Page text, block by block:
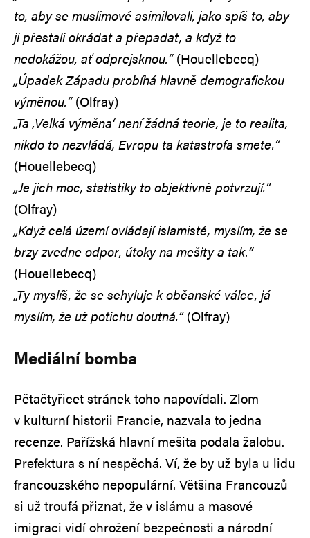
to, aby se muslimové asimilovali, jako spíš to, aby
ji přestali okrádat a přepadat, a když to
nedokážou, ať odprejsknou.“(Houellebecq)
„Úpadek Západu probíhá hlavně demografickou
výměnou.“(Olfray)
„Ta ‚Velká výměna‘ není žádná teorie, je to realita,
nikdo to nezvládá, Evropu ta katastrofa smete.“
(Houellebecq)
„Je jich moc, statistiky to objektivně potvrzují.“
(Olfray)
„Když celá území ovládají islamisté, myslím, že se
brzy zvedne odpor, útoky na mešity a tak.“
(Houellebecq)
„Ty myslíš, že se schyluje k občanské válce, já
myslím, že už potichu doutná.“(Olfray)
Mediální bomba
Pětačtyřicet stránek toho napovídali. Zlom
v kulturní historii Francie, nazvala to jedna
recenze. Pařížská hlavní mešita podala žalobu.
Prefektura s ní nespěchá. Ví, že by už byla u lidu
francouzského nepopulární. Většina Francouzů
si už troufá přiznat, že v islámu a masové
imigraci vidí ohrožení bezpečnosti a národní